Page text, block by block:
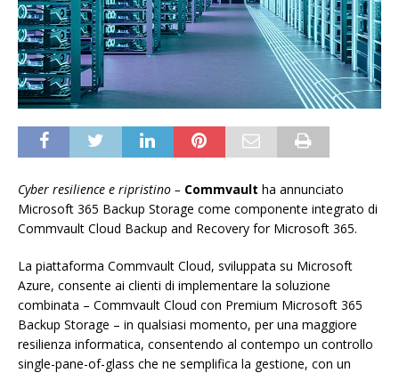
Cyber resilience e ripristino – Commvault ha annunciato
Microsoft 365 Backup Storage come componente integrato di
Commvault Cloud Backup and Recovery for Microsoft 365.
La piattaforma Commvault Cloud, sviluppata su Microsoft
Azure, consente ai clienti di implementare la soluzione
combinata – Commvault Cloud con Premium Microsoft 365
Backup Storage – in qualsiasi momento, per una maggiore
resilienza informatica, consentendo al contempo un controllo
single-pane-of-glass che ne semplifica la gestione, con un